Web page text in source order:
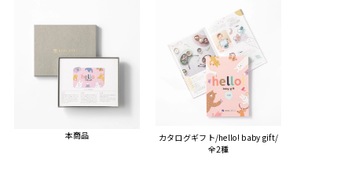
を選んでよかったし他の友
ました。
また、こちら不注意でメー
ルアドレスを誤って入力し
困った際にも、迅速に回答
で、いい思い出になりまし
本商品
カタログギフト/hello! baby gift/
全2種